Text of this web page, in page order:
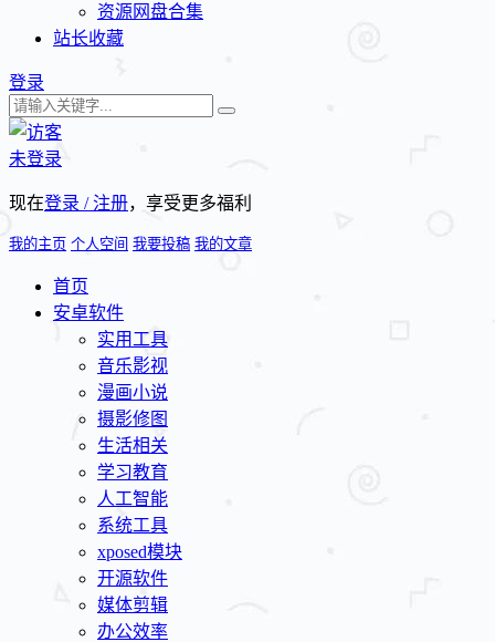
资源网盘合集
站长收藏
登录
未登录
现在登录 / 注册，享受更多福利
我的主页 个人空间 我要投稿 我的文章
首页
安卓软件
实用工具
音乐影视
漫画小说
摄影修图
生活相关
学习教育
人工智能
系统工具
xposed模块
开源软件
媒体剪辑
办公效率